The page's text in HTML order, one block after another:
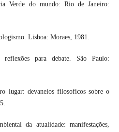
Verde do mundo: Rio de Janeiro:
Lisboa: Moraes, 1981.
para debate. São Paulo:
lugar: devaneios filosoficos sobre o
da atualidade: manifestações,